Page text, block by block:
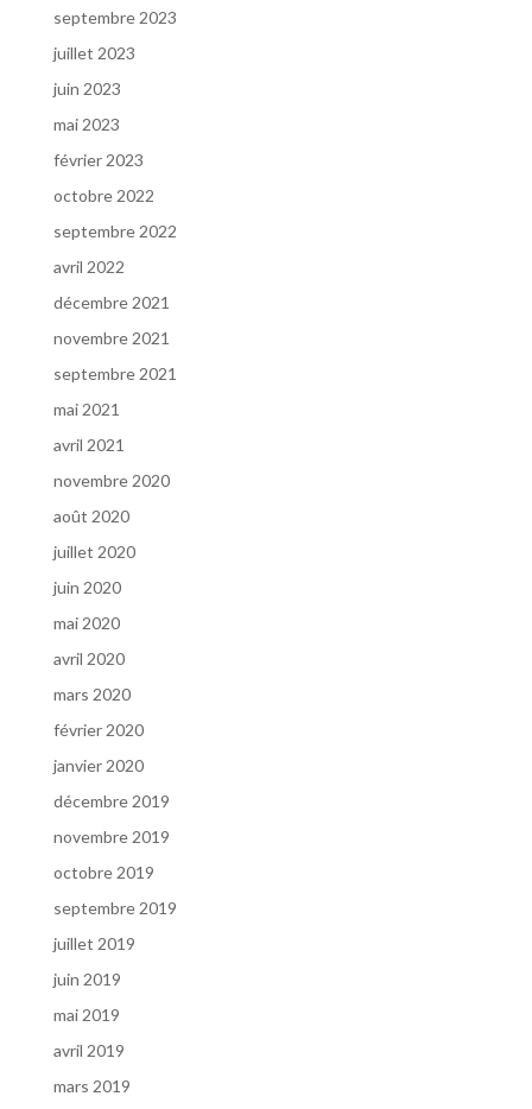
septembre 2023
juillet 2023
juin 2023
mai 2023
février 2023
octobre 2022
septembre 2022
avril 2022
décembre 2021
novembre 2021
septembre 2021
mai 2021
avril 2021
novembre 2020
août 2020
juillet 2020
juin 2020
mai 2020
avril 2020
mars 2020
février 2020
janvier 2020
décembre 2019
novembre 2019
octobre 2019
septembre 2019
juillet 2019
juin 2019
mai 2019
avril 2019
mars 2019